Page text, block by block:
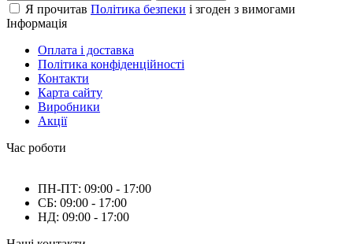
Я прочитав Політика безпеки і згоден з вимогами
Інформація
Оплата і доставка
Політика конфіденційності
Контакти
Карта сайту
Виробники
Акції
Час роботи
ПН-ПТ: 09:00 - 17:00
СБ: 09:00 - 17:00
НД: 09:00 - 17:00